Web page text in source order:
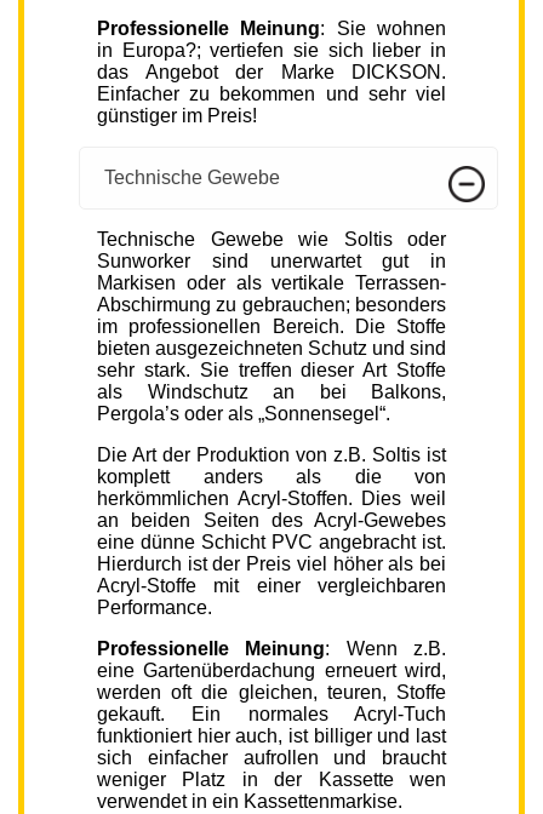
Professionelle Meinung: Sie wohnen
in Europa?; vertiefen sie sich lieber in
das Angebot der Marke DICKSON.
Einfacher zu bekommen und sehr viel
günstiger im Preis!
Technische Gewebe
Technische Gewebe wie Soltis oder
Sunworker sind unerwartet gut in
Markisen oder als vertikale Terrassen-
Abschirmung zu gebrauchen; besonders
im professionellen Bereich. Die Stoffe
bieten ausgezeichneten Schutz und sind
sehr stark. Sie treffen dieser Art Stoffe
als Windschutz an bei Balkons,
Pergola’s oder als „Sonnensegel“.
Die Art der Produktion von z.B. Soltis ist
komplett anders als die von
herkömmlichen Acryl-Stoffen. Dies weil
an beiden Seiten des Acryl-Gewebes
eine dünne Schicht PVC angebracht ist.
Hierdurch ist der Preis viel höher als bei
Acryl-Stoffe mit einer vergleichbaren
Performance.
Professionelle Meinung: Wenn z.B.
eine Gartenüberdachung erneuert wird,
werden oft die gleichen, teuren, Stoffe
gekauft. Ein normales Acryl-Tuch
funktioniert hier auch, ist billiger und last
sich einfacher aufrollen und braucht
weniger Platz in der Kassette wen
verwendet in ein Kassettenmarkise.